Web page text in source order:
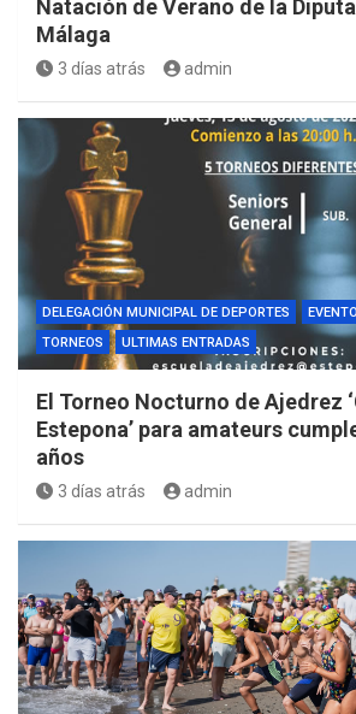
Natación de Verano de la
Málaga
3 días atrás admin
DELEGACIÓN MUNICIPAL DE DEPORTES
TORNEOS
ULTIMAS ENTRADAS
El Torneo Nocturno de Ajedrez
Estepona’ para amateurs
años
3 días atrás admin